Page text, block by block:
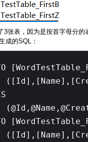
3张表，因为是按首字母分的
成的SQL：